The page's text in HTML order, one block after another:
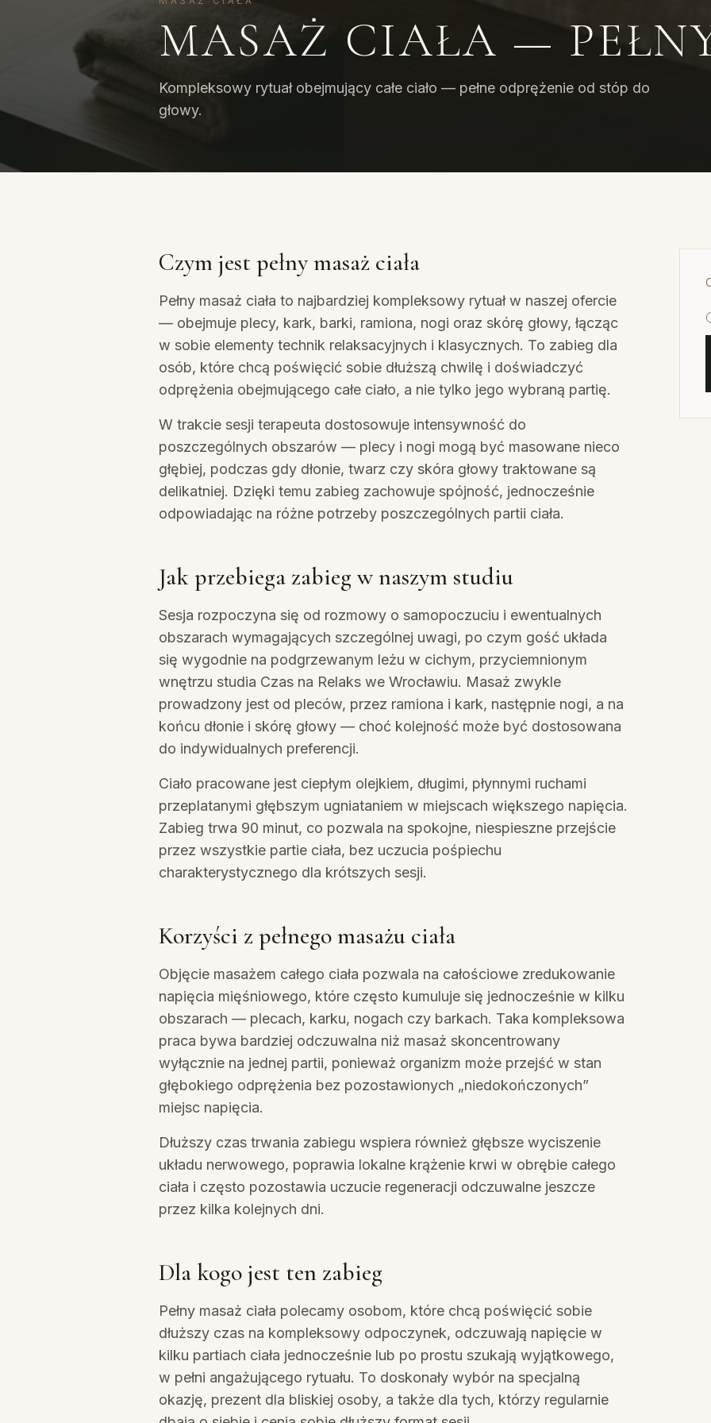
MASAŻ CIAŁA —
Kompleksowy rytuał obejmujący całe ciało — pełne odprężenie od stóp do
głowy.
Czym jest pełny masaż ciała
Pełny masaż ciała to najbardziej kompleksowy rytuał w naszej ofercie
— obejmuje plecy, kark, barki, ramiona, nogi oraz skórę głowy, łącząc
w sobie elementy technik relaksacyjnych i klasycznych. To zabieg dla
osób, które chcą poświęcić sobie dłuższą chwilę i doświadczyć
odprężenia obejmującego całe ciało, a nie tylko jego wybraną partię.
W trakcie sesji terapeuta dostosowuje intensywność do
poszczególnych obszarów — plecy i nogi mogą być masowane nieco
głębiej, podczas gdy dłonie, twarz czy skóra głowy traktowane są
delikatniej. Dzięki temu zabieg zachowuje spójność, jednocześnie
odpowiadając na różne potrzeby poszczególnych partii ciała.
Jak przebiega zabieg w naszym studiu
Sesja rozpoczyna się od rozmowy o samopoczuciu i ewentualnych
obszarach wymagających szczególnej uwagi, po czym gość układa
się wygodnie na podgrzewanym leżu w cichym, przyciemnionym
wnętrzu studia Czas na Relaks we Wrocławiu. Masaż zwykle
prowadzony jest od pleców, przez ramiona i kark, następnie nogi, a na
końcu dłonie i skórę głowy — choć kolejność może być dostosowana
do indywidualnych preferencji.
Ciało pracowane jest ciepłym olejkiem, długimi, płynnymi ruchami
przeplatanymi głębszym ugniataniem w miejscach większego napięcia.
Zabieg trwa 90 minut, co pozwala na spokojne, niespieszne przejście
przez wszystkie partie ciała, bez uczucia pośpiechu
charakterystycznego dla krótszych sesji.
Korzyści z pełnego masażu ciała
Objęcie masażem całego ciała pozwala na całościowe zredukowanie
napięcia mięśniowego, które często kumuluje się jednocześnie w kilku
obszarach — plecach, karku, nogach czy barkach. Taka kompleksowa
praca bywa bardziej odczuwalna niż masaż skoncentrowany
wyłącznie na jednej partii, ponieważ organizm może przejść w stan
głębokiego odprężenia bez pozostawionych „niedokończonych”
miejsc napięcia.
Dłuższy czas trwania zabiegu wspiera również głębsze wyciszenie
układu nerwowego, poprawia lokalne krążenie krwi w obrębie całego
ciała i często pozostawia uczucie regeneracji odczuwalne jeszcze
przez kilka kolejnych dni.
Dla kogo jest ten zabieg
Pełny masaż ciała polecamy osobom, które chcą poświęcić sobie
dłuższy czas na kompleksowy odpoczynek, odczuwają napięcie w
kilku partiach ciała jednocześnie lub po prostu szukają wyjątkowego,
w pełni angażującego rytuału. To doskonały wybór na specjalną
okazję, prezent dla bliskiej osoby, a także dla tych, którzy regularnie